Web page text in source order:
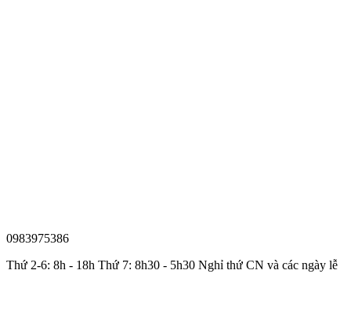
0983975386
Thứ 2-6: 8h - 18h Thứ 7: 8h30 - 5h30 Nghỉ thứ CN và các ngày lễ